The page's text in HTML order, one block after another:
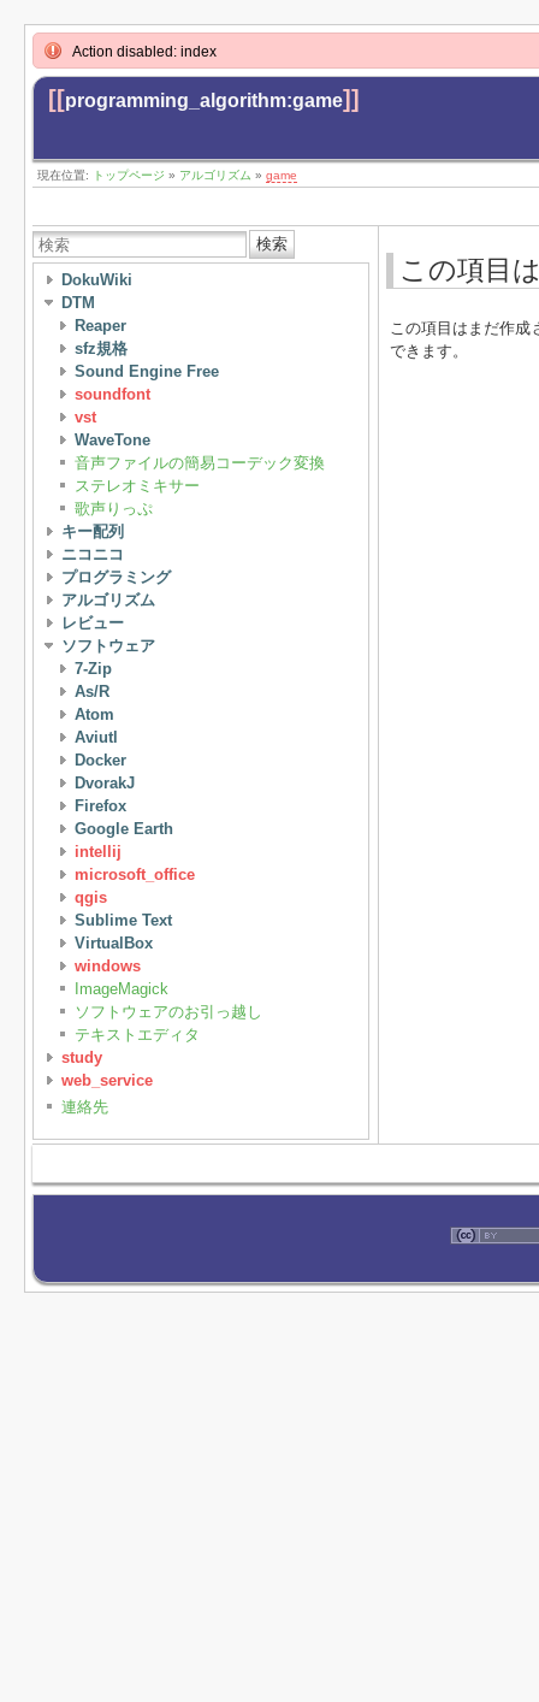
Action disabled: index
[[programming_algorithm:game]]
現在位置: トップページ » アルゴリズム » game
検索
DokuWiki
DTM
Reaper
sfz規格
Sound Engine Free
soundfont
vst
WaveTone
音声ファイルの簡易コーデック変換
ステレオミキサー
歌声りっぷ
キー配列
ニコニコ
プログラミング
アルゴリズム
レビュー
ソフトウェア
7-Zip
As/R
Atom
Aviutl
Docker
DvorakJ
Firefox
Google Earth
intellij
microsoft_office
qgis
Sublime Text
VirtualBox
windows
ImageMagick
ソフトウェアのお引っ越し
テキストエディタ
study
web_service
連絡先
この項目
この項目はまだ作成
できます。